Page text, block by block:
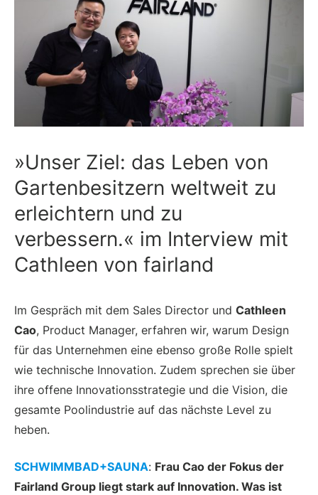
»Unser Ziel: das Leben von
Gartenbesitzern weltweit zu
erleichtern und zu
verbessern.« im Interview mit
Cathleen von fairland
Im Gespräch mit dem Sales Director und Cathleen
Cao, Product Manager, erfahren wir, warum Design
für das Unternehmen eine ebenso große Rolle spielt
wie technische Innovation. Zudem sprechen sie über
ihre offene Innovationsstrategie und die Vision, die
gesamte Poolindustrie auf das nächste Level zu
heben.
SCHWIMMBAD+SAUNA: Frau Cao der Fokus der
Fairland Group liegt stark auf Innovation. Was ist